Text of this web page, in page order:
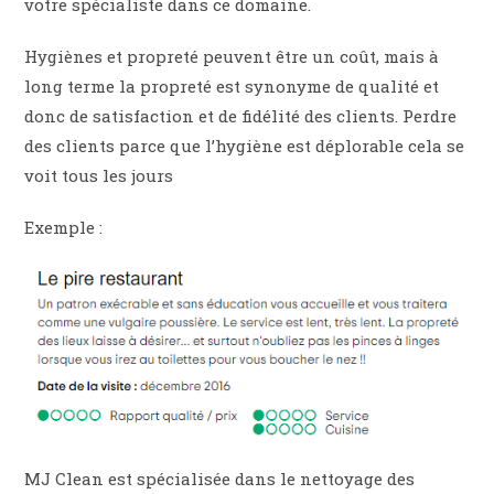
votre spécialiste dans ce domaine.
Hygiènes et propreté peuvent être un coût, mais à
long terme la propreté est synonyme de qualité et
donc de satisfaction et de fidélité des clients. Perdre
des clients parce que l’hygiène est déplorable cela se
voit tous les jours
Exemple :
MJ Clean est spécialisée dans le nettoyage des